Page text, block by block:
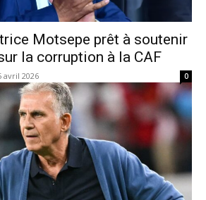
Motsepe prêt à soutenir
la corruption à la CAF
avril 2026 0